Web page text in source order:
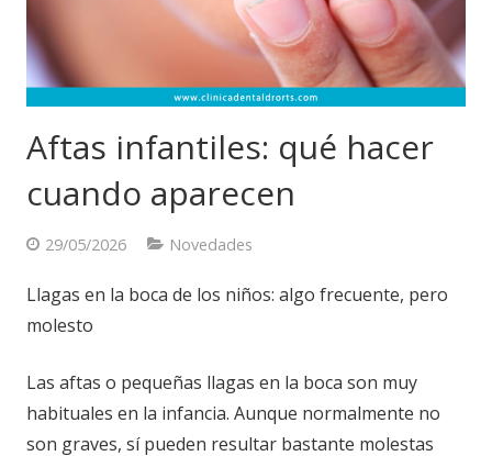
Contacto
Aftas infantiles: qué hacer
cuando aparecen
29/05/2026 Novedades
Llagas en la boca de los niños: algo frecuente, pero
molesto
Las aftas o pequeñas llagas en la boca son muy
habituales en la infancia. Aunque normalmente no
son graves, sí pueden resultar bastante molestas